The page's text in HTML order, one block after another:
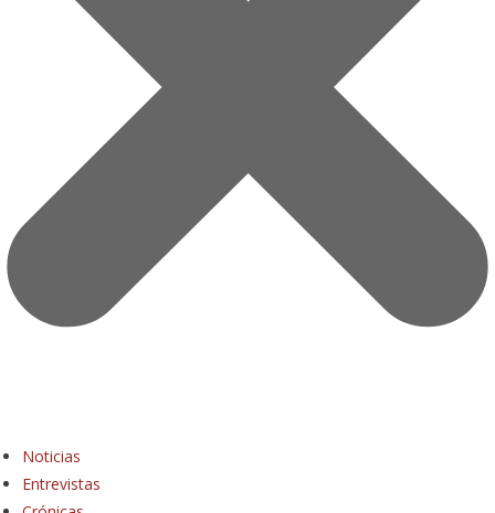
Noticias
Entrevistas